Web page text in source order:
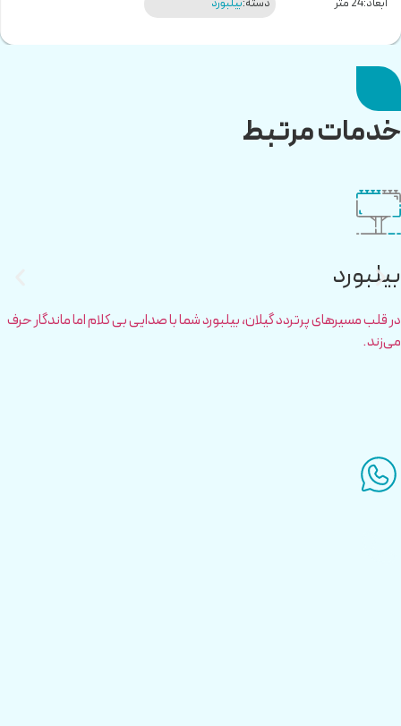
ابعاد:24 متر دسته:بیلبورد
خدمات مرتبط
بیلبورد
در قلب مسیرهای پرتردد گیلان، بیلبورد شما با صدایی بی کلام اما ماندگار حرف
می‌زند.